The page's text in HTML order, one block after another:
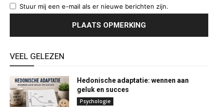
Stuur mij een e-mail als er nieuwe berichten zijn.
VEEL GELEZEN
Hedonische adaptatie: wennen aan
geluk en succes
Psychologie